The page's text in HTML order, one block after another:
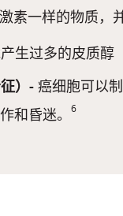
素一样的物质，
生过多的皮质醇
）- 癌细胞可以
和昏迷。
6